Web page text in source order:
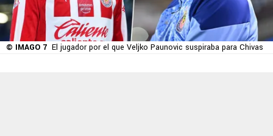
© IMAGO 7 El jugador por el que Veljko Paunovic suspiraba para Chivas